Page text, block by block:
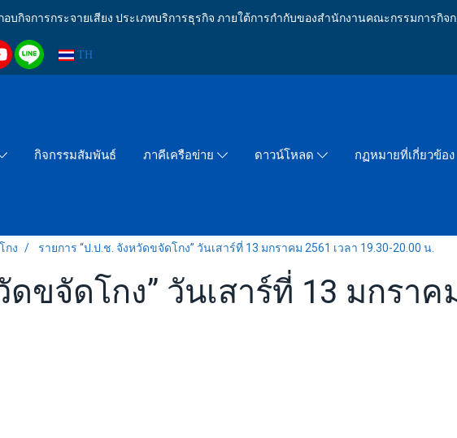
กิจการกระจายเสียง ประเภทบริการธุรกิจ ภายใต้การกำกับของสำนักงานคณะกรรมการกิ
TH
กิจกรรมสัมพันธ์ ภาคีเครือข่าย ดาวน์โหลด กฏหมายที่เกี่ยวข้อง
กง รายการ “ป.ป.ช. จังหวัดขจัดโกง” วันเสาร์ที่ 13 มกราคม 2561 เวลา 19.30-20.00 น.
ขจัดโกง” วันเสาร์ที่ 13 มกราค